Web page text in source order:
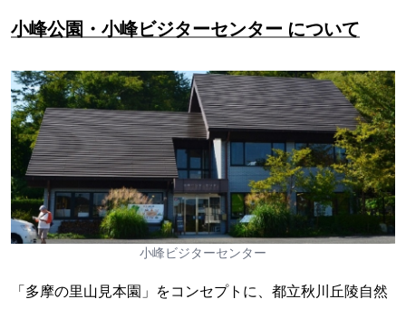
小峰公園・小峰ビジターセンター について
小峰ビジターセンター
「多摩の里山見本園」をコンセプトに、都立秋川丘陵自然